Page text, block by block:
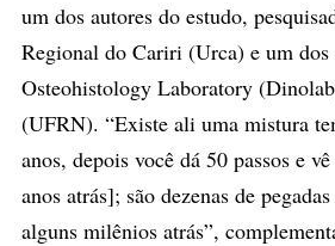
um dos autores do estudo,
Regional do Cariri (Urca) e um
Osteohistology Laboratory
(UFRN). “Existe ali uma mistura
anos, depois você dá 50 passos e
anos atrás]; são dezenas de
alguns milênios atrás”,